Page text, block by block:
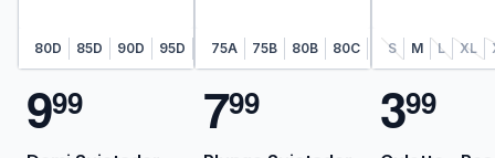
80D 85D 90D 95D 95E
999
75A 75B 80B 80C 85B 85C 90B
799
S M L XL
399